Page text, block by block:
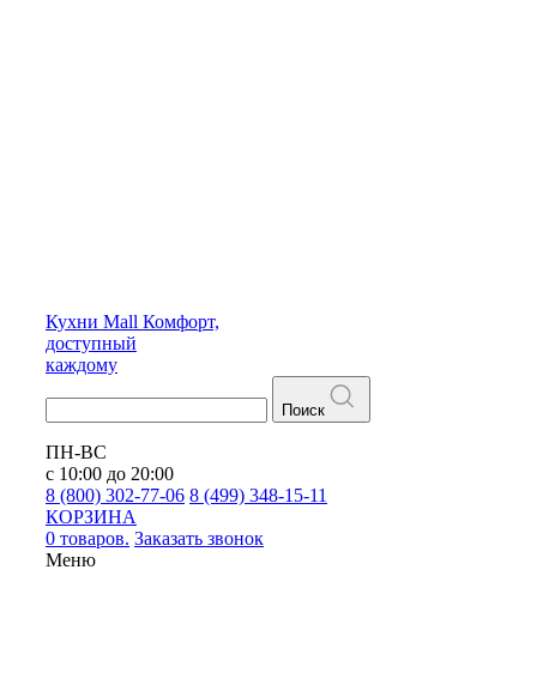
Кухни Mall Комфорт,
доступный
каждому
Поиск
ПН-ВС
с 10:00 до 20:00
8 (800) 302-77-06 8 (499) 348-15-11
КОРЗИНА
0 товаров. Заказать звонок
Меню